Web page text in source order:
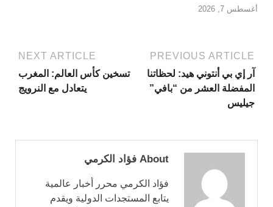
أغسطس 7, 2026
PREVIOUS ARTICLE
آر إي بي أنتوني هيد: لحظاتنا
المفضلة العشر من “بافي”
جيليس
NEXT ARTICLE
تسخين كأس العالم: المغرب
يتعادل مع النرويج
About فؤاد الكرمي
فؤاد الكرمي محرر أخبار عالمية
يتابع المستجدات الدولية ويقدم